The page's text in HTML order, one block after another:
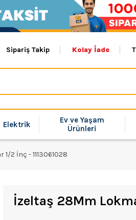
Sipariş Takip Kolay İade
Elektrik
Ev ve Yaşam
Ürünleri
2 İnç - 1113061028
İzeltaş 28Mm